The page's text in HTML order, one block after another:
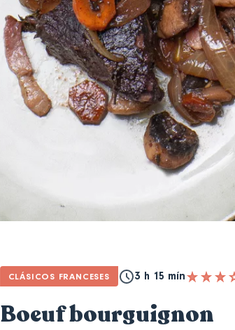
CLÁSICOS FRANCESES 3 h 15 mín
Boeuf bourguignon